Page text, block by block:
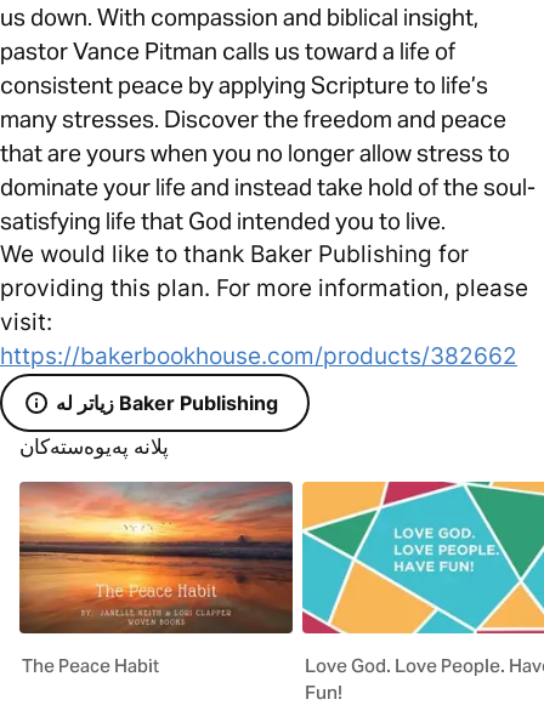
us down. With compassion and biblical insight,
pastor Vance Pitman calls us toward a life of
consistent peace by applying Scripture to life’s
many stresses. Discover the freedom and peace
that are yours when you no longer allow stress to
dominate your life and instead take hold of the soul-
satisfying life that God intended you to live.
We would like to thank Baker Publishing for
providing this plan. For more information, please
visit:
https://bakerbookhouse.com/products/382662
زیاتر لە Baker Publishing
پلانە پەیوەستەکان
The Peace Habit
Love God. Love People.
Fun!